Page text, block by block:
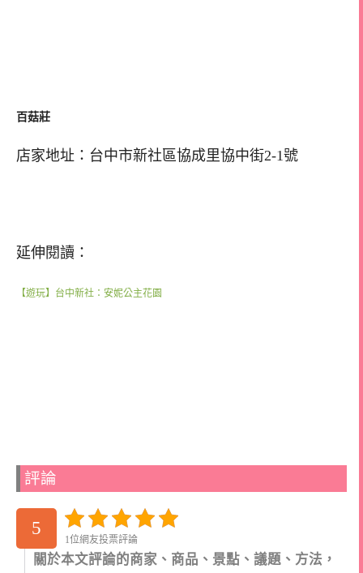
百菇莊
店家地址：台中市新社區協成里協中街2-1號
延伸閱讀：
【遊玩】台中新社：安妮公主花園
評論
5
1位網友投票評論
關於本文評論的商家、商品、景點、議題、方法，